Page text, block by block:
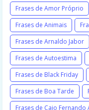
Frases de Amor Próprio
Frases de Animais
Frases de Arnaldo Jabor
Frases de Autoestima
Frases de Black Friday
Frases de Boa Tarde
Frases de Caio Fernando